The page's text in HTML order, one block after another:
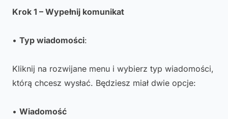
Krok 1 – Wypełnij komunikat
• Typ wiadomości:
Kliknij na rozwijane menu i wybierz typ wiadomości,
którą chcesz wysłać. Będziesz miał dwie opcje:
• Wiadomość